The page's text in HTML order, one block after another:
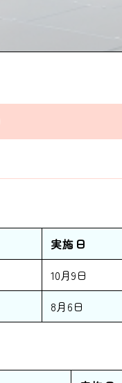
実施日
10月9日
8月6日